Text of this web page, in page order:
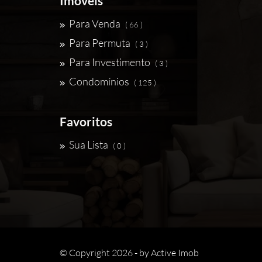
Para Venda ( 66 )
Para Permuta ( 3 )
Para Investimento ( 3 )
Condomínios ( 125 )
Favoritos
Sua Lista ( 0 )
© Copyright 2026 - byActive Imob